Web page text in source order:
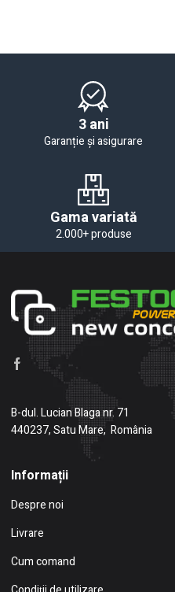
3 ani
Garanție și asigurare
Gama variată
2.000+ produse
B-dul. Lucian Blaga nr. 71
440237, Satu Mare, România
Informații
Despre noi
Livrare
Cum comand